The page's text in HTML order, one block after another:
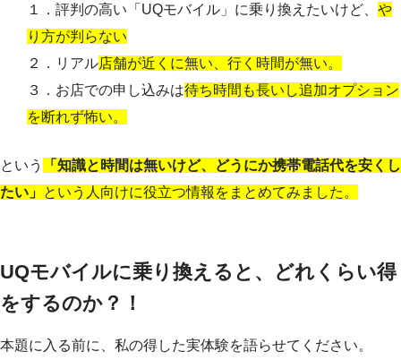
１．評判の高い「UQモバイル」に乗り換えたいけど、 や
り方が判らない
２．リアル店舗が近くに無い、行く時間が無い。
３．お店での申し込みは待ち時間も長いし追加オプション
を断れず怖い。
という
「知識と時間は無いけど、どうにか携帯電話代を安くし
たい」 という人向けに役立つ情報をまとめてみました。
UQモバイルに乗り換えると、どれくらい得
をするのか？！
本題に入る前に、私の得した実体験を語らせてください。